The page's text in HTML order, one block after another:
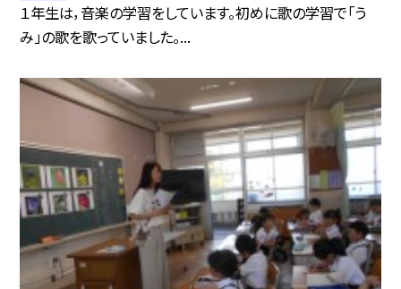
１年生は，音楽の学習をしています。初めに歌の学習で「う
み」の歌を歌っていました。...